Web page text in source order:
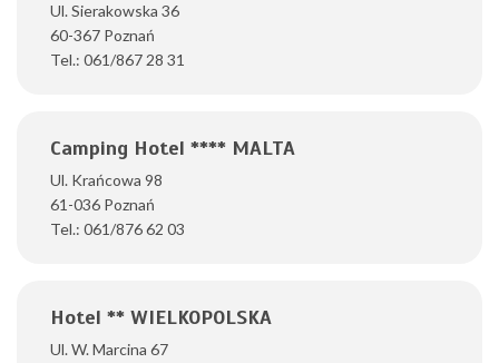
Ul. Sierakowska 36
60-367 Poznań
Tel.: 061/867 28 31
Camping Hotel **** MALTA
Ul. Krańcowa 98
61-036 Poznań
Tel.: 061/876 62 03
Hotel ** WIELKOPOLSKA
Ul. W. Marcina 67